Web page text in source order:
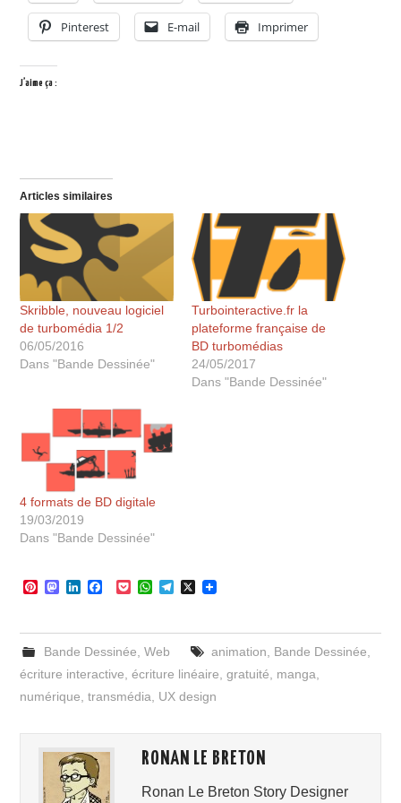
Pinterest E-mail Imprimer
J’aime ça :
Articles similaires
Skribble, nouveau logiciel
de turbomédia 1/2
06/05/2016
Dans "Bande Dessinée"
Turbointeractive.fr la
plateforme française de
BD turbomédias
24/05/2017
Dans "Bande Dessinée"
4 formats de BD digitale
19/03/2019
Dans "Bande Dessinée"
P
t
e
e
t
M
t
d
o
L
k
e
d
I
e
o
o
P
k
t
W
t
s
A
p
T
e
a
X
Bande Dessinée Web animation Bande Dessinée
écriture interactive ,écriture linéaire ,gratuité manga
numérique ,transmédia UX design
RONAN LE BRETON
Ronan Le Breton Story Designer